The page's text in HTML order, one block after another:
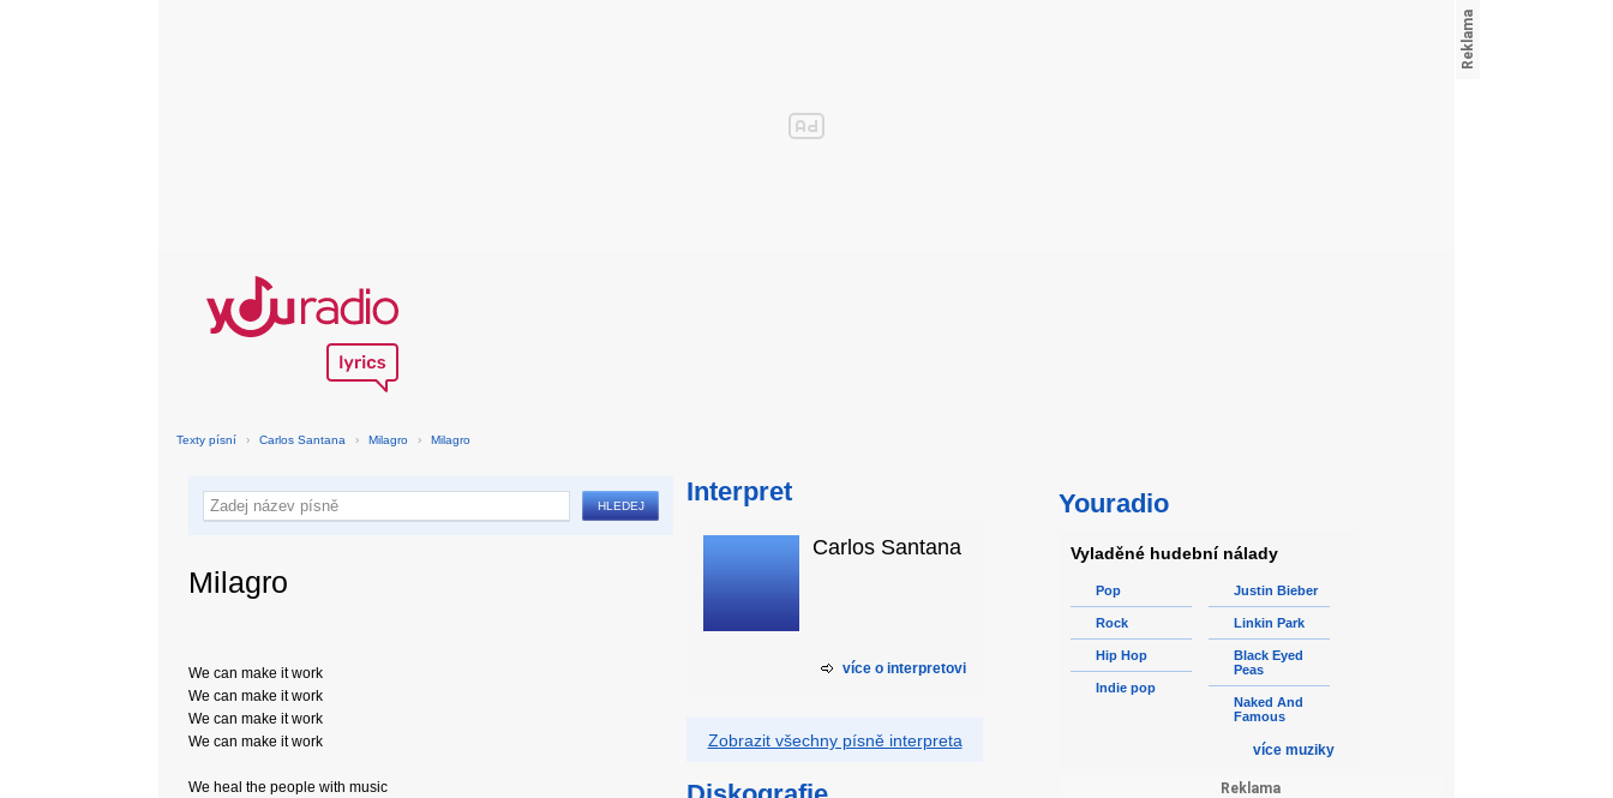
Texty písní › Carlos Santana › Milagro › Milagro
Milagro
We can make it work
We can make it work
We can make it work
We can make it work
We heal the people with music
Interpret
Carlos Santana
více o interpretovi
Zobrazit všechny písně interpreta
Youradio
Vyladěné hudební nálady
Pop
Rock
Hip Hop
Indie pop
Justin Bieber
Linkin Park
Black Eyed
Peas
Naked And
Famous
více muziky